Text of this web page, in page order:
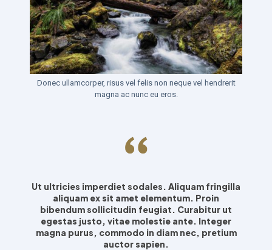
Donec ullamcorper, risus vel felis non neque vel hendrerit
magna ac nunc eu eros.
Ut ultricies imperdiet sodales. Aliquam fringilla
aliquam ex sit amet elementum. Proin
bibendum sollicitudin feugiat. Curabitur ut
egestas justo, vitae molestie ante. Integer
magna purus, commodo in diam nec, pretium
auctor sapien.